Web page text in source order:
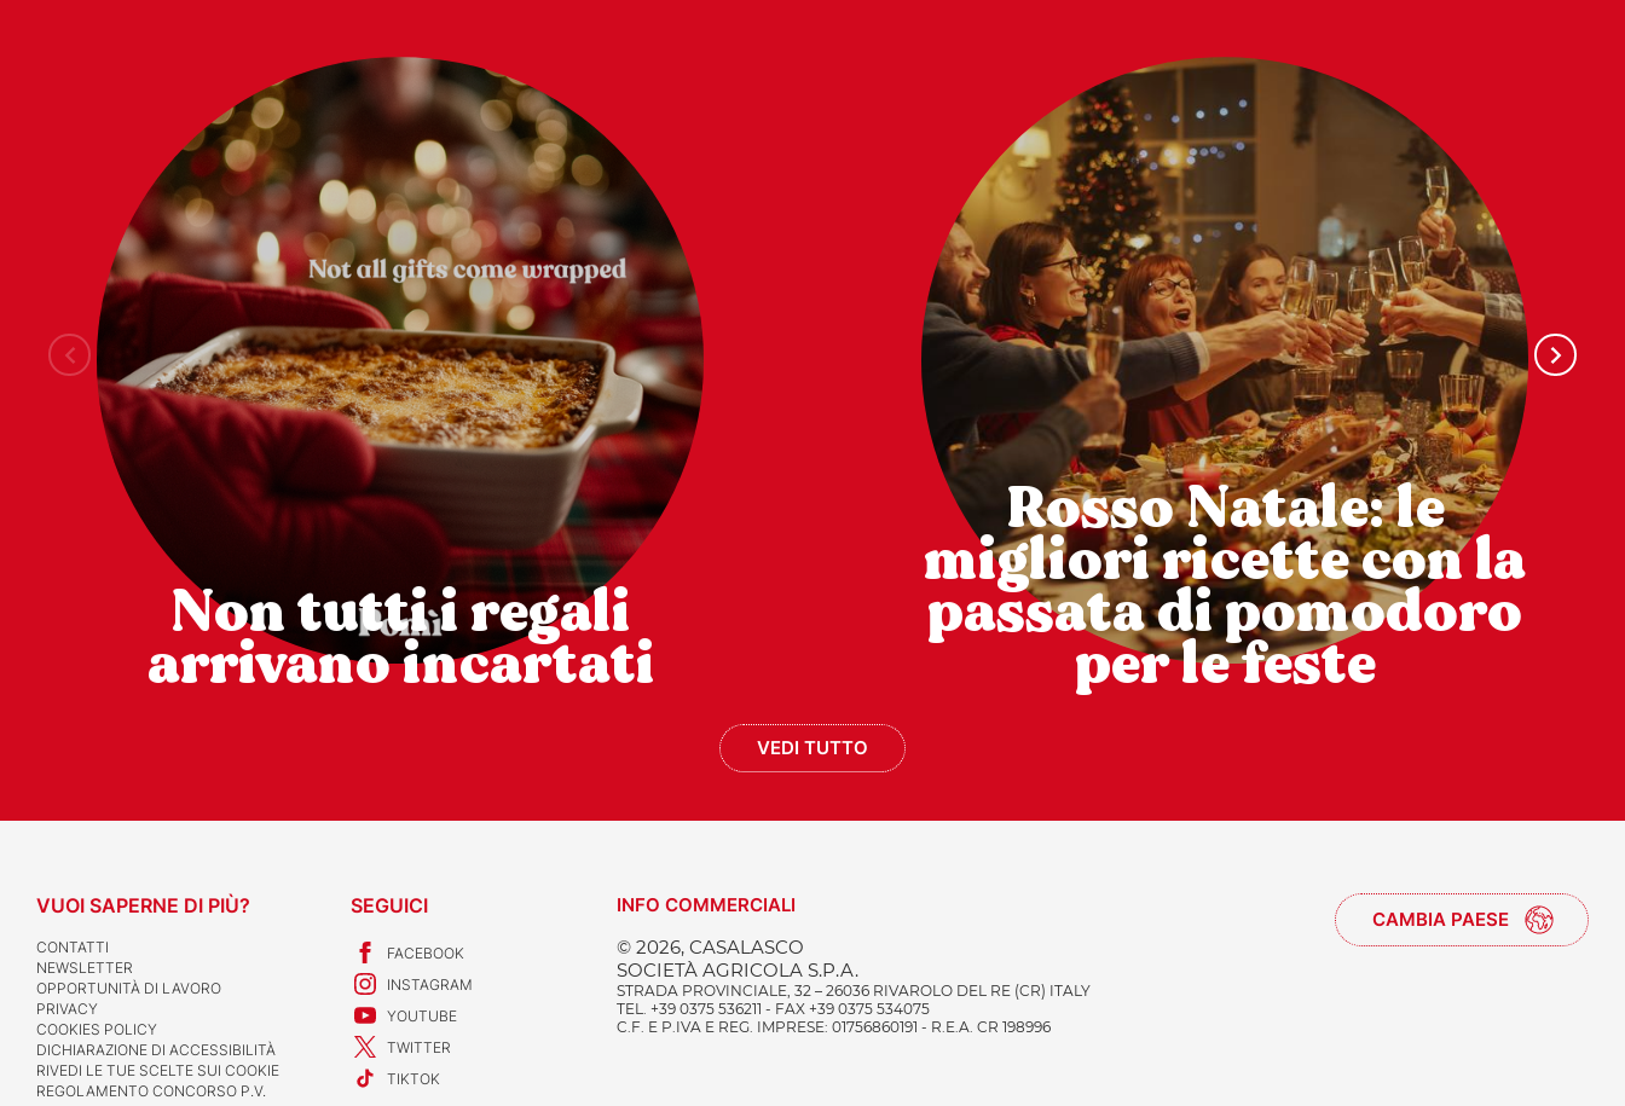
Non tutti i regali
arrivano incartati
Rosso Natale: le
migliori ricette con la
passata di pomodoro
per le feste
VEDI TUTTO
INFO COMMERCIALI
© 2026, CASALASCO
SOCIETÀ AGRICOLA S.P.A.
STRADA PROVINCIALE, 32 – 26036 RIVAROLO DEL RE (CR) ITALY
TEL. +39 0375 536211 - FAX +39 0375 534075
C.F. E P.IVA E REG. IMPRESE: 01756860191 - R.E.A. CR 198996
CAMBIA PAESE
VUOI SAPERNE DI PIÙ?
CONTATTI
NEWSLETTER
OPPORTUNITÀ DI LAVORO
PRIVACY
COOKIES POLICY
DICHIARAZIONE DI ACCESSIBILITÀ
RIVEDI LE TUE SCELTE SUI COOKIE
REGOLAMENTO CONCORSO P.V.
SEGUICI
FACEBOOK
INSTAGRAM
YOUTUBE
TWITTER
TIKTOK